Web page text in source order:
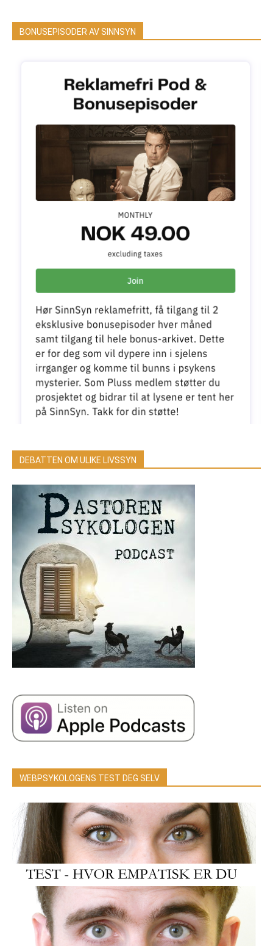
BONUSEPISODER AV SINNSYN
DEBATTEN OM ULIKE LIVSSYN
WEBPSYKOLOGENS TEST DEG SELV